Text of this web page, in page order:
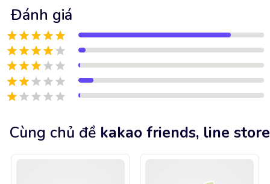
Đánh giá
Cùng chủ đề kakao friends, line store